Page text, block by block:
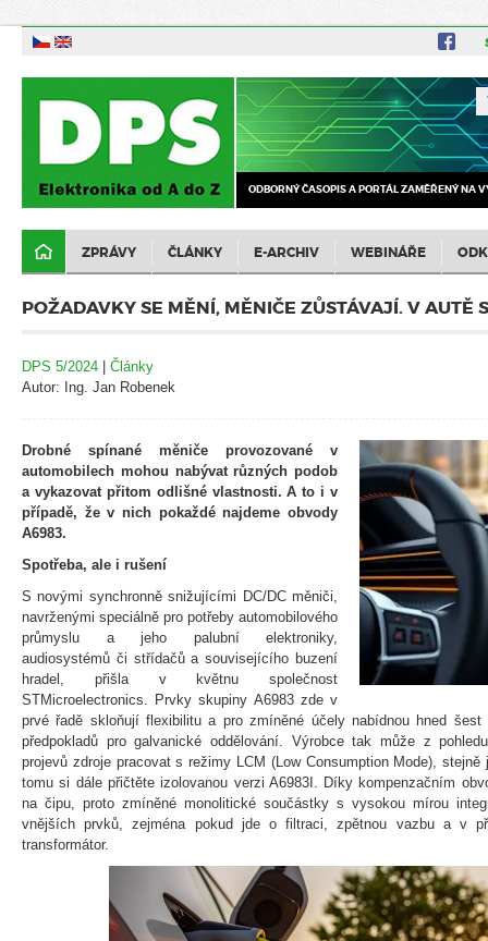
ODBORNÝ ČASOPIS A PORTÁL ZAMĚŘENÝ NA
ZPRÁVY ČLÁNKY E-ARCHIV WEBINÁŘE
POŽADAVKY SE MĚNÍ, MĚNIČE ZŮSTÁVAJÍ. V AUTĚ
DPS 5/2024 | Články
Autor: Ing. Jan Robenek
Drobné spínané měniče provozované v
automobilech mohou nabývat různých podob
a vykazovat přitom odlišné vlastnosti. A to i v
případě, že v nich pokaždé najdeme obvody
A6983.
Spotřeba, ale i rušení
S novými synchronně snižujícími DC/DC měniči,
navrženými speciálně pro potřeby automobilového
průmyslu a jeho palubní elektroniky,
audiosystémů či střídačů a souvisejícího buzení
hradel, přišla v květnu společnost
STMicroelectronics. Prvky skupiny A6983 zde v
prvé řadě skloňují flexibilitu a pro zmíněné účely nabídnou hned šest
předpokladů pro galvanické oddělování. Výrobce tak může z
projevů zdroje pracovat s režimy LCM (Low Consumption Mode),
tomu si dále přičtěte izolovanou verzi A6983I. Díky kompenzačním
na čipu, proto zmíněné monolitické součástky s vysokou mírou
vnějších prvků, zejména pokud jde o filtraci, zpětnou vazbu a v
transformátor.